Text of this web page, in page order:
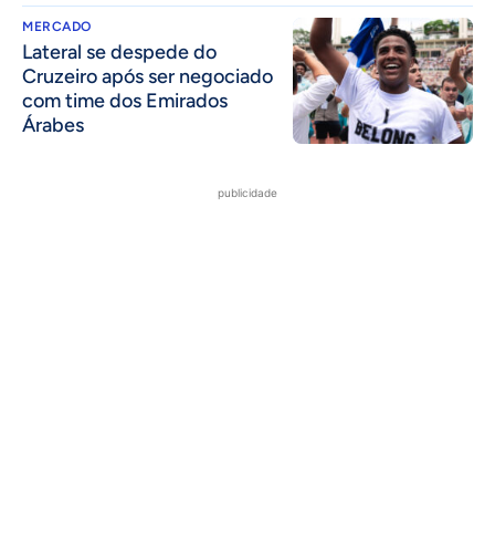
MERCADO
Lateral se despede do
Cruzeiro após ser negociado
com time dos Emirados
Árabes
publicidade